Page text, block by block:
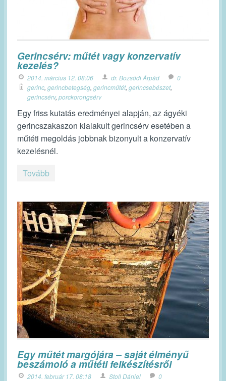
Gerincsérv: műtét vagy konzervatív
kezelés?
2014. március 12. 08:06 dr. Bozsódi Árpád
0
gerinc, gerincbetegség, gerincműtét, gerincsebészet,
gerincsérv, porckorongsérv
Egy friss kutatás eredményei alapján, az ágyéki
gerincszakaszon kialakult gerincsérv esetében a
műtéti megoldás jobbnak bizonyult a konzervatív
kezelésnél.
Tovább
Egy műtét margójára – saját élményű
beszámoló a műtéti felkészítésről
2014. február 17. 08:18 Stoll Dániel
0